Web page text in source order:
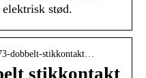
stød.
dobbelt-stikkontakt…